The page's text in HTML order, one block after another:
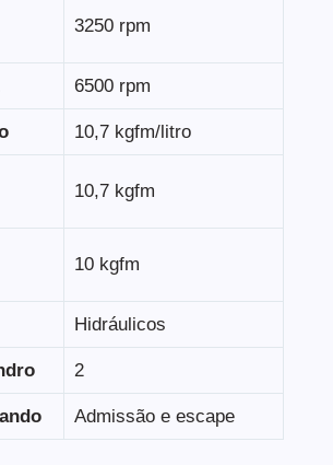
3250 rpm
6500 rpm
10,7 kgfm/litro
10,7 kgfm
10 kgfm
Hidráulicos
2
Admissão e escape